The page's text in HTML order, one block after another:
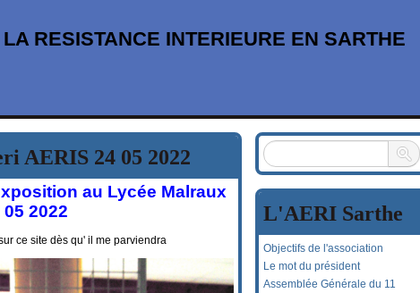
RESISTANCE INTERIEURE EN SARTHE
AERIS 24 05 2022
au Lycée Malraux
05 2022
ce site dès qu' il me parviendra
L'AERI Sarthe
Objectifs de l'association
Le mot du président
Assemblée Générale du 11